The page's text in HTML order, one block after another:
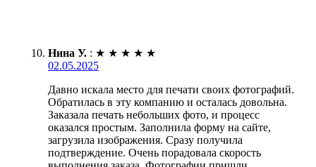
Нина У. : ★ ★ ★ ★ ★
02.05.2025
Давно искала место для печати своих фотографий.
Обратилась в эту компанию и осталась довольна.
Заказала печать небольших фото, и процесс
оказался простым. Заполнила форму на сайте,
загрузила изображения. Сразу получила
подтверждение. Очень порадовала скорость